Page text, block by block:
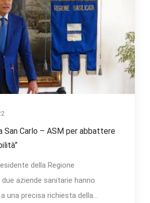
San Carlo – ASM per abbattere
della Regione
due aziende sanitarie hanno
una precisa richiesta della...